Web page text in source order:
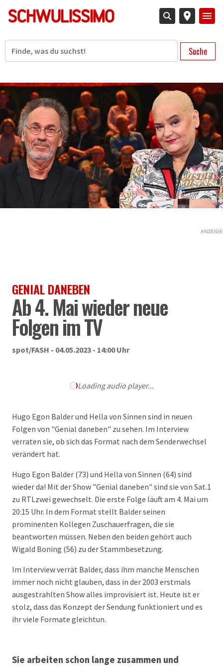
zum
Inhalt
Suche
ANZEIGE
GENIAL DANEBEN
Ab 4. Mai wieder neue
Folgen im TV
spot/FASH - 04.05.2023 - 14:00 Uhr
Loading audio player...
Hugo Egon Balder und Hella von Sinnen sind in neuen
Folgen von "Genial daneben" zu sehen. Im Interview
verraten sie, ob sich das Format nach dem Senderwechsel
verändert hat.
Hugo Egon Balder (73) und Hella von Sinnen (64) sind
wieder da! Mit der Show "Genial daneben" sind sie von Sat.1
zu RTLzwei gewechselt. Die erste Folge läuft am 4. Mai um
20:15 Uhr. In dem Format stellt Balder seinen
prominenten Kollegen Zuschauerfragen, die sie
beantworten müssen. Neben den beiden gehört auch
Wigald Boning (56) zu der Stammbesetzung.
Im Interview verrät Balder, dass ihm manche Menschen
immer noch nicht glauben, dass in der 2003 erstmals
ausgestrahlten Show alles improvisiert ist. Heute ist er
stolz, dass das Konzept der Sendung funktioniert und es
ihr viele Formate gleichtun.
Sie arbeiten schon lange zusammen und